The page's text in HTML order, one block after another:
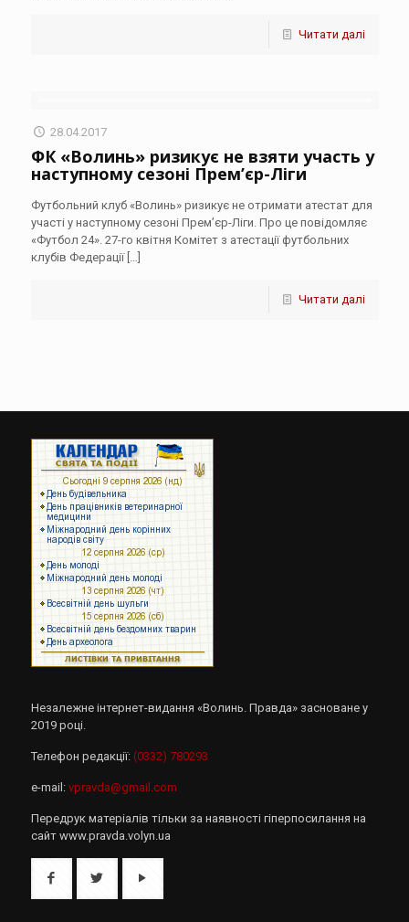
Читати далі
28.04.2017
ФК «Волинь» ризикує не взяти участь у
наступному сезоні Прем’єр-Ліги
Футбольний клуб «Волинь» ризикує не отримати атестат для
участі у наступному сезоні Прем’єр-Ліги. Про це повідомляє
«Футбол 24». 27-го квітня Комітет з атестації футбольних
клубів Федерації[…]
Читати далі
Незалежне інтернет-видання «Волинь. Правда» засноване у
2019 році.
Телефон редакції: (0332) 780293
e-mail: vpravda@gmail.com
Передрук матеріалів тільки за наявності гіперпосилання на
сайт www.pravda.volyn.ua